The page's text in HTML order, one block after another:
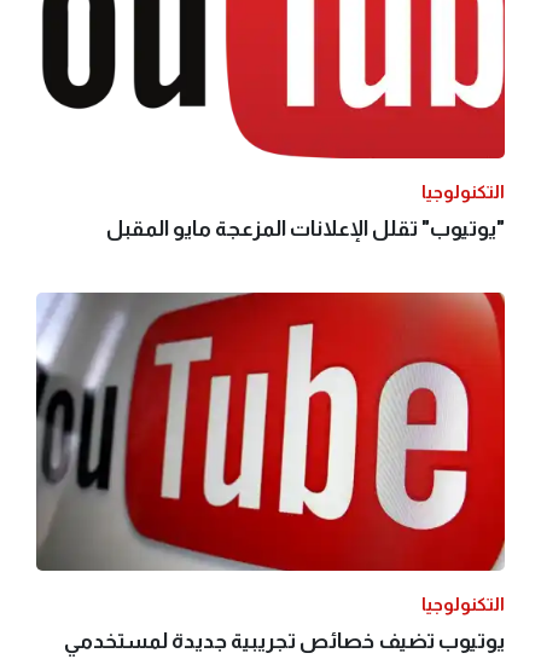
التكنولوجيا
"يوتيوب" تقلل الإعلانات المزعجة مايو المقبل
التكنولوجيا
يوتيوب تضيف خصائص تجريبية جديدة لمستخدمي